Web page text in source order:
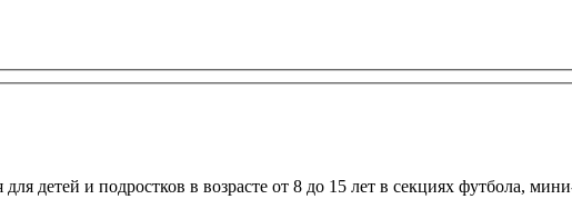
детей и подростков в возрасте от 8 до 15 лет в секциях футбола,